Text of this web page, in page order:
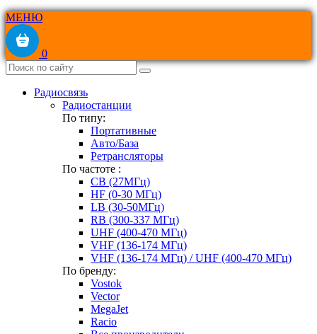
МЕНЮ
0
Радиосвязь
Радиостанции
По типу:
Портативные
Авто/База
Ретрансляторы
По частоте :
CB (27МГц)
HF (0-30 МГц)
LB (30-50МГц)
RB (300-337 МГц)
UHF (400-470 МГц)
VHF (136-174 МГц)
VHF (136-174 МГц) / UHF (400-470 МГц)
По бренду:
Vostok
Vector
MegaJet
Racio